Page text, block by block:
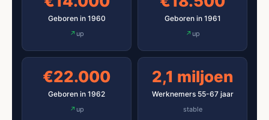
Geboren in 1960
up
Geboren in 1961
up
€22.000
Geboren in 1962
up
2,1 miljoen
Werknemers 55-67 jaar
stable